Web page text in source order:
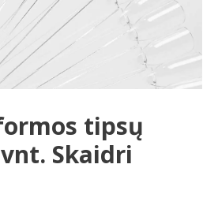
tipsų
Skaidri